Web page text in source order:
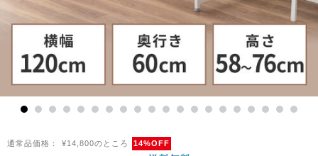
10 11 12 13 14 15 16 17 18 19
通常品価格： ¥14,800のところ 14%OFF